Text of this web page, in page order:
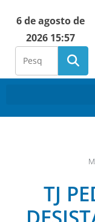
6 de agosto de
2026 15:57
TJ